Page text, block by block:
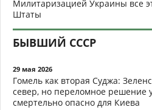
Милитаризацией Украины все
Штаты
БЫВШИЙ СССР
29 мая 2026
Гомель как вторая Суджа:
север, но переломное решение
смертельно опасно для Киева